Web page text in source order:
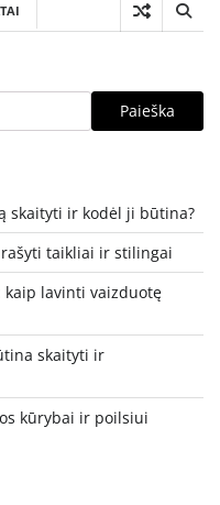
Paieška
skaityti ir kodėl ji būtina?
taikliai ir stilingai
kaip lavinti vaizduotę
skaityti ir
kūrybai ir poilsiui